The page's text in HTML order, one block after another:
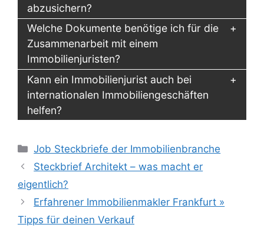
abzusichern?
Welche Dokumente benötige ich für die
Zusammenarbeit mit einem
Immobilienjuristen?
Kann ein Immobilienjurist auch bei
internationalen Immobiliengeschäften
helfen?
Kategorien
Job Steckbriefe der Immobilienbranche
Steckbrief Architekt – was macht er
eigentlich?
Erfahrener Immobilienmakler Frankfurt »
Tipps für deinen Verkauf